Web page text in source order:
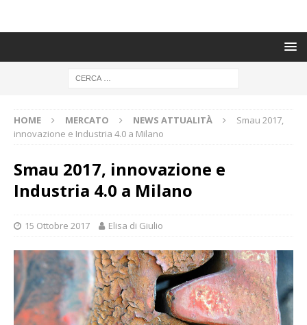
HOME MERCATO NEWS ATTUALITÀ
Smau 2017,
innovazione e Industria 4.0 a Milano
Smau 2017, innovazione e
Industria 4.0 a Milano
15 Ottobre 2017 Elisa di Giulio